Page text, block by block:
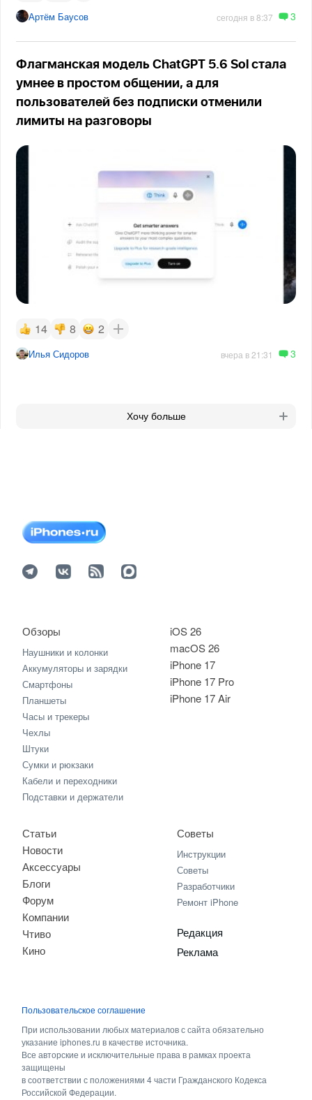
Артём Баусов сегодня в 8:37 3
Флагманская модель ChatGPT 5.6 Sol стала
умнее в простом общении, а для
пользователей без подписки отменили
лимиты на разговоры
14 8 2
Илья Сидоров вчера в 21:31 3
Хочу больше
iOS 26
macOS 26
iPhone 17
iPhone 17 Pro
iPhone 17 Air
Обзоры
Наушники и колонки
Аккумуляторы и зарядки
Смартфоны
Планшеты
Часы и трекеры
Чехлы
Штуки
Сумки и рюкзаки
Кабели и переходники
Подставки и держатели
Статьи
Новости
Аксессуары
Блоги
Форум
Компании
Чтиво
Кино
Советы
Инструкции
Советы
Разработчики
Ремонт iPhone
Редакция
Реклама
Пользовательское соглашение
При использовании любых материалов с сайта обязательно
указание iphones.ru в качестве источника.
Все авторские и исключительные права в рамках проекта
защищены
в соответствии с положениями 4 части Гражданского Кодекса
Российской Федерации.